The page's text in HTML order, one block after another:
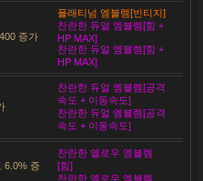
증가
플래티넘 엠블렘[빈티지]
찬란한 듀얼 엠블렘[힘 +
HP MAX]
찬란한 듀얼 엠블렘[힘 +
HP MAX]
찬란한 듀얼 엠블렘[공격
속도 + 이동속도]
찬란한 듀얼 엠블렘[공격
속도 + 이동속도]
6.0% 증
찬란한 옐로우 엠블렘
[힘]
찬란한 옐로우 엠블렘